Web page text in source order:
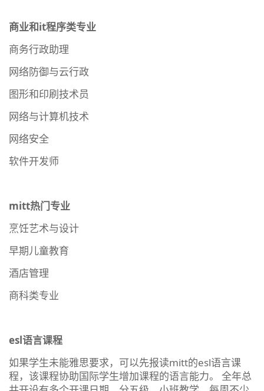
商业和it程序类专业
商务行政助理
网络防御与云行政
图形和印刷技术员
网络与计算机技术
网络安全
软件开发师
mitt热门专业
烹饪艺术与设计
早期儿童教育
酒店管理
商科类专业
esl语言课程
如果学生未能雅思要求，可以先报读mitt的esl语言课
程，该课程协助国际学生增加课程的语言能力。 全年总